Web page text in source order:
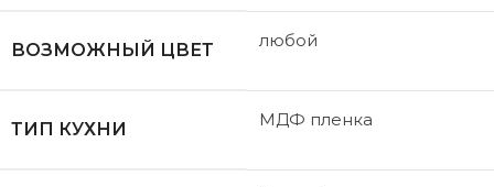
ВОЗМОЖНЫЙ ЦВЕТ любой
ТИП КУХНИ МДФ пленка